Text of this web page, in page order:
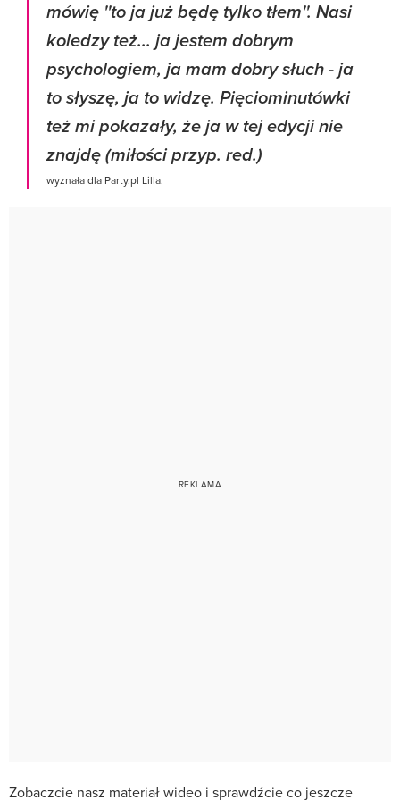
mówię ''to ja już będę tylko tłem''. Nasi
koledzy też... ja jestem dobrym
psychologiem, ja mam dobry słuch - ja
to słyszę, ja to widzę. Pięciominutówki
też mi pokazały, że ja w tej edycji nie
znajdę (miłości przyp. red.)
wyznała dla Party.pl Lilla.
Zobaczcie nasz materiał wideo i sprawdźcie co jeszcze